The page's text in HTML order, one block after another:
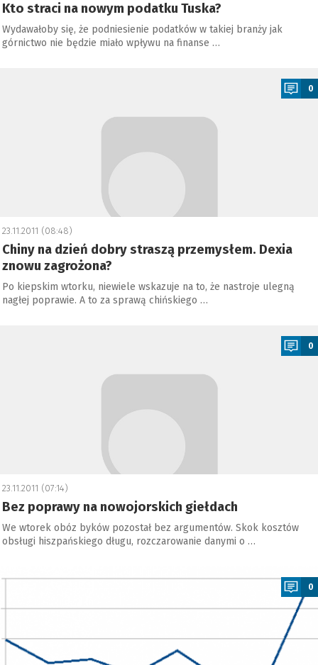
Kto straci na nowym podatku Tuska?
Wydawałoby się, że podniesienie podatków w takiej branży jak
górnictwo nie będzie miało wpływu na finanse …
0
23.11.2011 (08:48)
Chiny na dzień dobry straszą przemysłem. Dexia
znowu zagrożona?
Po kiepskim wtorku, niewiele wskazuje na to, że nastroje ulegną
nagłej poprawie. A to za sprawą chińskiego …
0
23.11.2011 (07:14)
Bez poprawy na nowojorskich giełdach
We wtorek obóz byków pozostał bez argumentów. Skok kosztów
obsługi hiszpańskiego długu, rozczarowanie danymi o …
0